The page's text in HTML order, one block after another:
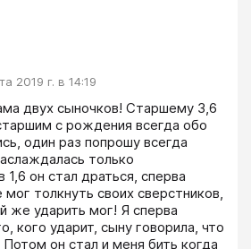
2019 г. в 14:19
двух сыночков! Старшему 3,6
с рождения всегда обо
один раз попрошу всегда
только
он стал драться, сперва
толкнуть своих сверстников,
же ударить мог! Я сперва
кого ударит, сыну говорила, что
Потом он стал и меня бить когда